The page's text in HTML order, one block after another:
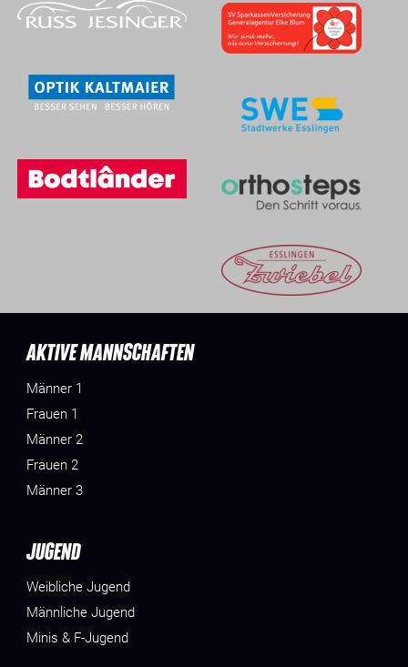
AKTIVE MANNSCHAFTEN
Männer 1
Frauen 1
Männer 2
Frauen 2
Männer 3
JUGEND
Weibliche Jugend
Männliche Jugend
Minis & F-Jugend